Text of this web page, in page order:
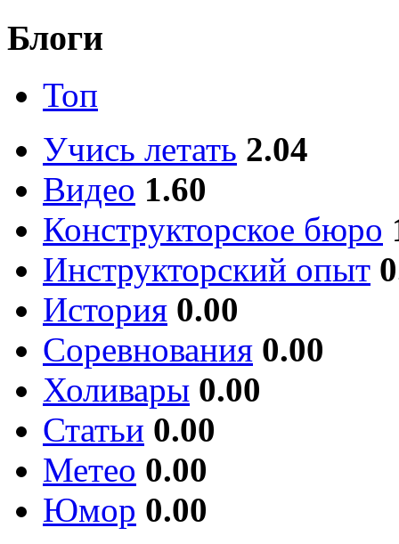
Блоги
Топ
Учись летать 2.04
Видео 1.60
Конструкторское бюро
Инструкторский опыт
История 0.00
Соревнования 0.00
Холивары 0.00
Статьи 0.00
Метео 0.00
Юмор 0.00